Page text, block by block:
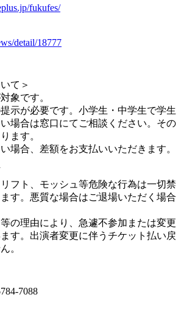
fukufes/
detail/18777
て＞
象です。
示が必要です。小学生・中学生で学生
場合は窓口にてご相談ください。その
ます。
場合、差額をお支払いいただきます。
フト、モッシュ等危険な行為は一切禁
す。悪質な場合はご退場いただく場合
の理由により、急遽不参加または変更
す。出演者変更に伴うチケット払い戻
。
7088